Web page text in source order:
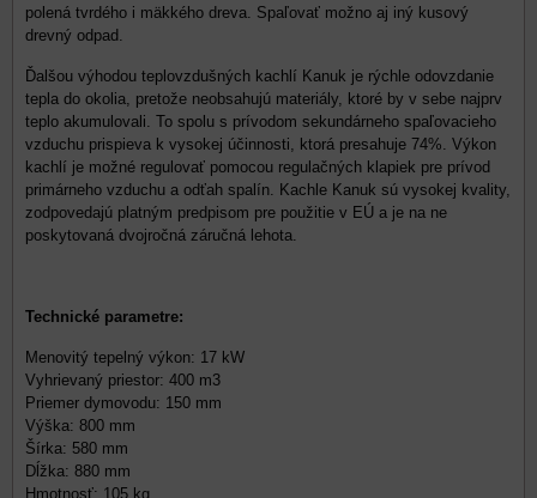
polená tvrdého i mäkkého dreva. Spaľovať možno aj iný kusový
drevný odpad.
Ďalšou výhodou teplovzdušných kachlí Kanuk je rýchle odovzdanie
tepla do okolia, pretože neobsahujú materiály, ktoré by v sebe najprv
teplo akumulovali. To spolu s prívodom sekundárneho spaľovacieho
vzduchu prispieva k vysokej účinnosti, ktorá presahuje 74%. Výkon
kachlí je možné regulovať pomocou regulačných klapiek pre prívod
primárneho vzduchu a odťah spalín. Kachle Kanuk sú vysokej kvality,
zodpovedajú platným predpisom pre použitie v EÚ a je na ne
poskytovaná dvojročná záručná lehota.
Technické parametre:
Menovitý tepelný výkon: 17 kW
Vyhrievaný priestor: 400 m3
Priemer dymovodu: 150 mm
Výška: 800 mm
Šírka: 580 mm
Dĺžka: 880 mm
Hmotnosť: 105 kg